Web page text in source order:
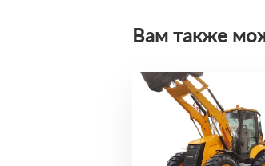
Вам также